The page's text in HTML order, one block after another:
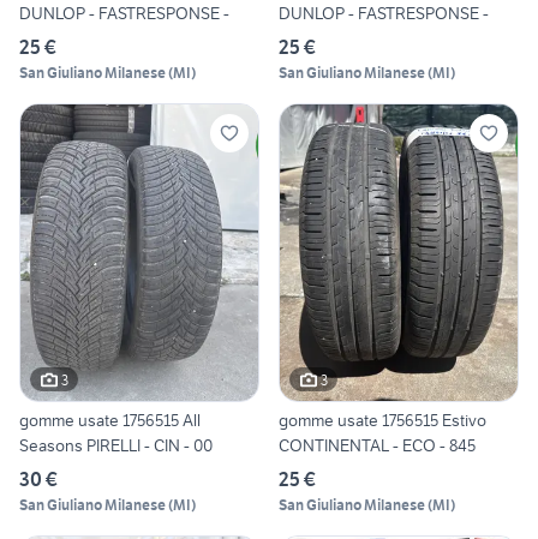
DUNLOP - FASTRESPONSE -
25 €
San Giuliano Milanese(MI)
DUNLOP - FASTRESPONSE -
25 €
San Giuliano Milanese(MI)
3
gomme usate 1756515 All
Seasons PIRELLI - CIN - 00
30 €
San Giuliano Milanese(MI)
3
gomme usate 1756515 Estivo
CONTINENTAL - ECO - 845
25 €
San Giuliano Milanese(MI)